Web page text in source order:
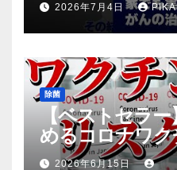
2026年7月4日
除菌
【ベストセラ
めるコロナワク
法【本要約】
2026年6月15日